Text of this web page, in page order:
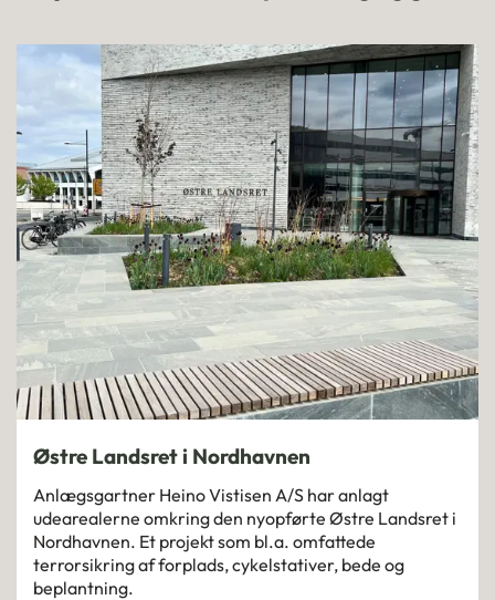
Østre Landsret i Nordhavnen
Anlægsgartner Heino Vistisen A/S har anlagt
udearealerne omkring den nyopførte Østre Landsret i
Nordhavnen. Et projekt som bl.a. omfattede
terrorsikring af forplads, cykelstativer, bede og
beplantning.